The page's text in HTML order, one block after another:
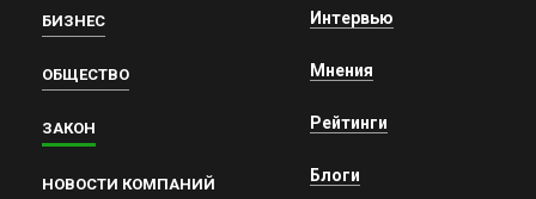
БИЗНЕС
ОБЩЕСТВО
ЗАКОН
НОВОСТИ КОМПАНИЙ
Интервью
Мнения
Рейтинги
Блоги